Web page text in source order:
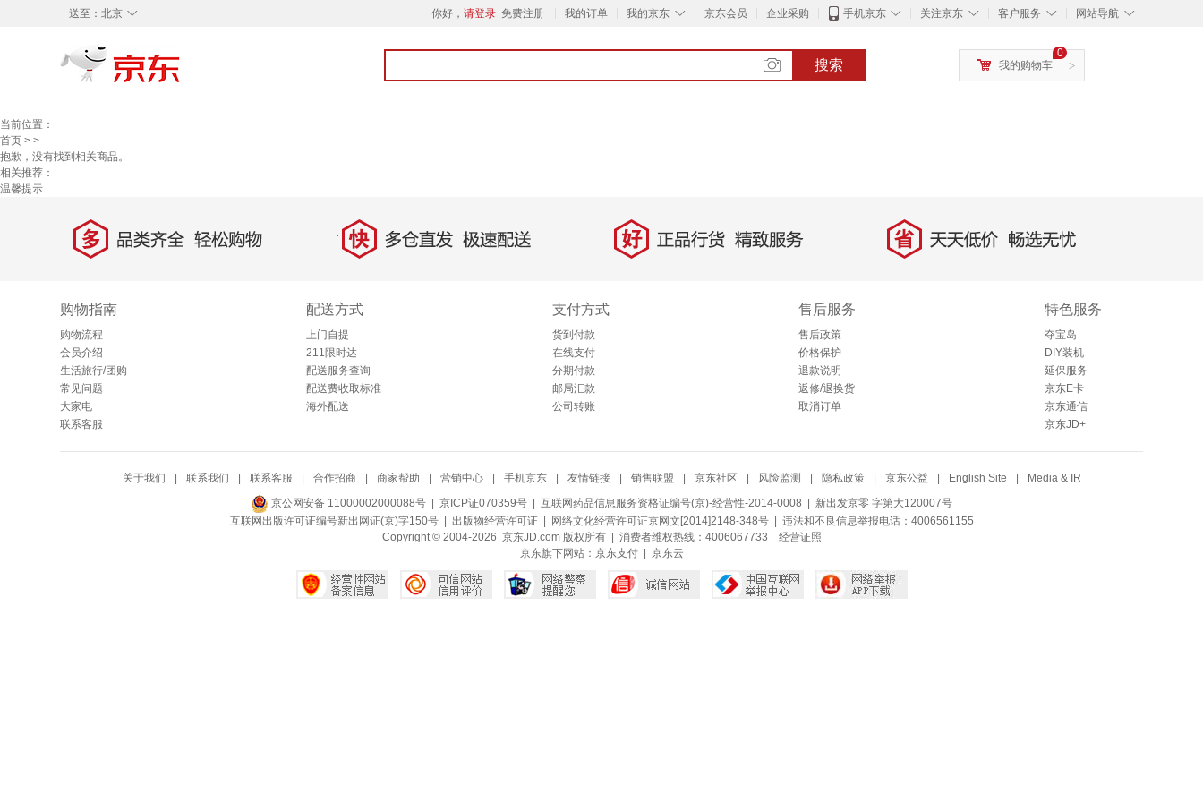
◇
送至： 北京 你好， 请登录 免费注册 我的订单 ◇
我的京东 京东会员 企业采购 ◇
手机京东 ◇
关注京东 ◇
客户服务 ◇
网站导航
搜索 >
0
我的购物车
当前位置：
首页 > >
抱歉，没有找到相关商品。
相关推荐：
温馨提示
多 品类齐全，轻松购物 快 多仓直发，极速配送 好 正品行货，精致服务 省 天天低价，畅选无忧
购物指南
购物流程
会员介绍
生活旅行/团购
常见问题
大家电
联系客服
配送方式
上门自提
211限时达
配送服务查询
配送费收取标准
海外配送
支付方式
货到付款
在线支付
分期付款
邮局汇款
公司转账
售后服务
售后政策
价格保护
退款说明
返修/退换货
取消订单
特色服务
夺宝岛
DIY装机
延保服务
京东E卡
京东通信
京东JD+
关于我们 联系我们 联系客服 合作招商 商家帮助 营销中心 手机京东 友情链接 销售联盟 京东社区 风险监测 隐私政策 京东公益 English Site Media & IR
京公网安备 11000002000088号 | 京ICP证070359号 | 互联网药品信息服务资格证编号(京)-经营性-2014-0008 | 新出发京零 字第大120007号
互联网出版许可证编号新出网证(京)字150号 | 出版物经营许可证| 网络文化经营许可证京网文[2014]2148-348号| 违法和不良信息举报电话：4006561155
Copyright © 2004-2026 京东JD.com 版权所有 | 消费者维权热线：4006067733 经营证照
京东旗下网站： 京东支付| 京东云